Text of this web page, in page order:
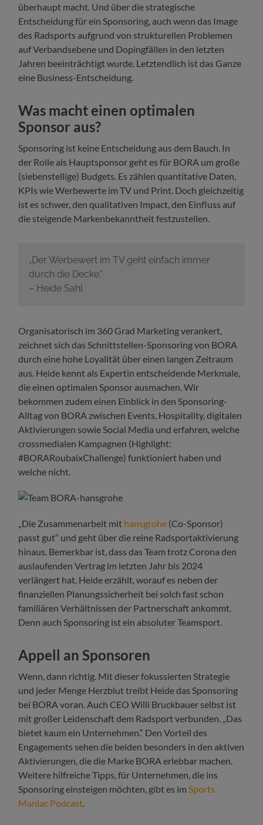
überhaupt macht. Und über die strategische
Entscheidung für ein Sponsoring, auch wenn das Image
des Radsports aufgrund von strukturellen Problemen
auf Verbandsebene und Dopingfällen in den letzten
Jahren beeinträchtigt wurde. Letztendlich ist das Ganze
eine Business-Entscheidung.
Was macht einen optimalen
Sponsor aus?
Sponsoring ist keine Entscheidung aus dem Bauch. In
der Rolle als Hauptsponsor geht es für BORA um große
(siebenstellige) Budgets. Es zählen quantitative Daten,
KPIs wie Werbewerte im TV und Print. Doch gleichzeitig
ist es schwer, den qualitativen Impact, den Einfluss auf
die steigende Markenbekanntheit festzustellen.
„Der Werbewert im TV geht einfach immer
durch die Decke.“
– Heide Sahl
Organisatorisch im 360 Grad Marketing verankert,
zeichnet sich das Schnittstellen-Sponsoring von BORA
durch eine hohe Loyalität über einen langen Zeitraum
aus. Heide kennt als Expertin entscheidende Merkmale,
die einen optimalen Sponsor ausmachen. Wir
bekommen zudem einen Einblick in den Sponsoring-
Alltag von BORA zwischen Events, Hospitality, digitalen
Aktivierungen sowie Social Media und erfahren, welche
crossmedialen Kampagnen (Highlight:
#BORARoubaixChallenge) funktioniert haben und
welche nicht.
„Die Zusammenarbeit mit hansgrohe (Co-Sponsor)
passt gut“ und geht über die reine Radsportaktivierung
hinaus. Bemerkbar ist, dass das Team trotz Corona den
auslaufenden Vertrag im letzten Jahr bis 2024
verlängert hat. Heide erzählt, worauf es neben der
finanziellen Planungssicherheit bei solch fast schon
familiären Verhältnissen der Partnerschaft ankommt.
Denn auch Sponsoring ist ein absoluter Teamsport.
Appell an Sponsoren
Wenn, dann richtig. Mit dieser fokussierten Strategie
und jeder Menge Herzblut treibt Heide das Sponsoring
bei BORA voran. Auch CEO Willi Bruckbauer selbst ist
mit großer Leidenschaft dem Radsport verbunden. „Das
bietet kaum ein Unternehmen.“ Den Vorteil des
Engagements sehen die beiden besonders in den aktiven
Aktivierungen, die die Marke BORA erlebbar machen.
Weitere hilfreiche Tipps, für Unternehmen, die ins
Sponsoring einsteigen möchten, gibt es imSports
Maniac Podcast.